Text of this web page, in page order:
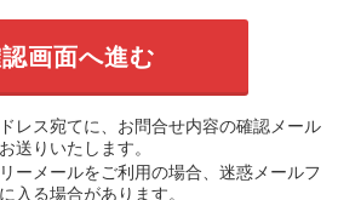
レス宛てに、お問合せ内容の確認メール
送りいたします。
ーメールをご利用の場合、迷惑メールフ
入る場合があります。